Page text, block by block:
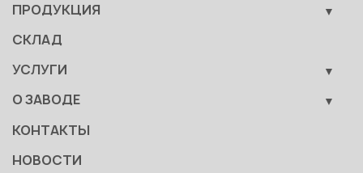
ПРОДУКЦИЯ
Вспомогательные средства механизации
СКЛАД
УСЛУГИ
О ЗАВОДЕ
Документы
КОНТАКТЫ
НОВОСТИ